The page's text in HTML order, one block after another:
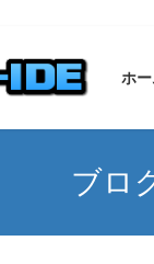
ホー
ブロ